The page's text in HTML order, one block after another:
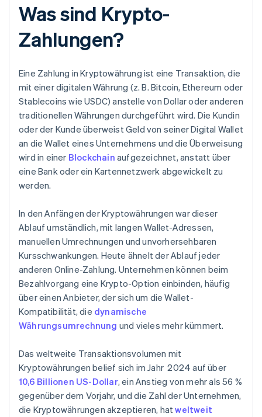
Was sind Krypto-
Zahlungen?
Eine Zahlung in Kryptowährung ist eine Transaktion, die
mit einer digitalen Währung (z. B. Bitcoin, Ethereum oder
Stablecoins wie USDC) anstelle von Dollar oder anderen
traditionellen Währungen durchgeführt wird. Die Kundin
oder der Kunde überweist Geld von seiner Digital Wallet
an die Wallet eines Unternehmens und die Überweisung
wird in einer Blockchain aufgezeichnet, anstatt über
eine Bank oder ein Kartennetzwerk abgewickelt zu
werden.
In den Anfängen der Kryptowährungen war dieser
Ablauf umständlich, mit langen Wallet-Adressen,
manuellen Umrechnungen und unvorhersehbaren
Kursschwankungen. Heute ähnelt der Ablauf jeder
anderen Online-Zahlung. Unternehmen können beim
Bezahlvorgang eine Krypto-Option einbinden, häufig
über einen Anbieter, der sich um die Wallet-
Kompatibilität, die dynamische
Währungsumrechnung und vieles mehr kümmert.
Das weltweite Transaktionsvolumen mit
Kryptowährungen belief sich im Jahr 2024 auf über
10,6 Billionen US-Dollar, ein Anstieg von mehr als 56 %
gegenüber dem Vorjahr, und die Zahl der Unternehmen,
die Kryptowährungen akzeptieren, hatweltweit